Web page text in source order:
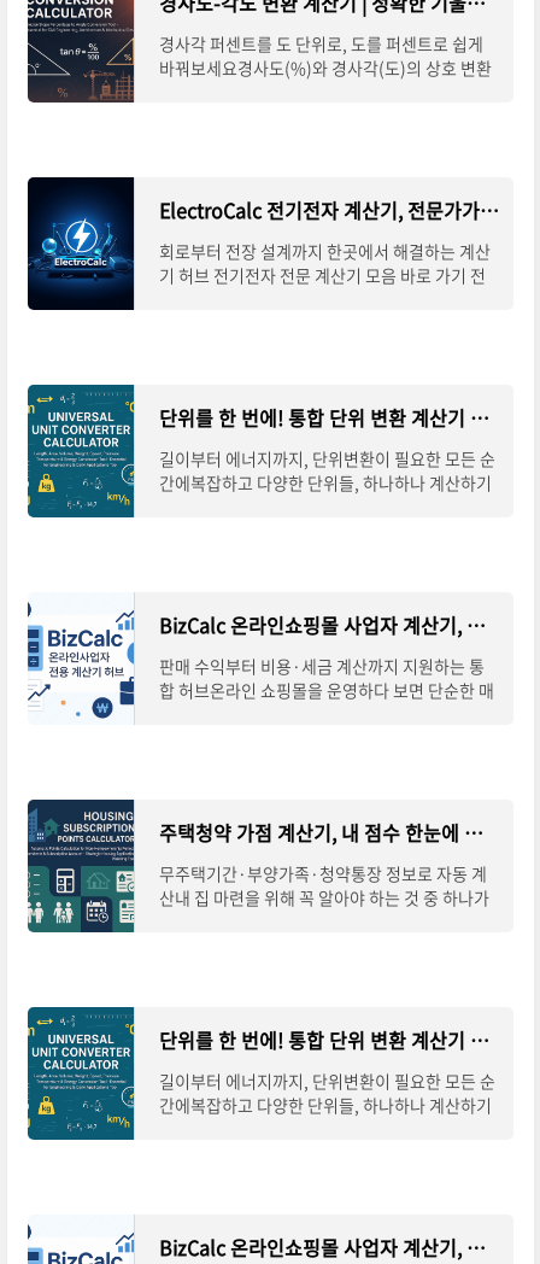
경사각 퍼센트를 도 단위로, 도를 퍼센트로 쉽게
바꿔보세요경사도(%)와 경사각(도)의 상호 변환
ElectroCalc 전기전자 계산기, 전문가가 찾는 설계 도구
회로부터 전장 설계까지 한곳에서 해결하는 계산
기 허브 전기전자 전문 계산기 모음 바로 가기 전
단위를 한 번에! 통합 단위 변환 계산기 완벽 안내
길이부터 에너지까지, 단위변환이 필요한 모든 순
간에복잡하고 다양한 단위들, 하나하나 계산하기
BizCalc 온라인쇼핑몰 사업자 계산기, 수익과 세금까지 한 번에
판매 수익부터 비용·세금 계산까지 지원하는 통
합 허브온라인 쇼핑몰을 운영하다 보면 단순한 매
주택청약 가점 계산기, 내 점수 한눈에 확인하기
무주택기간·부양가족·청약통장 정보로 자동 계
산내 집 마련을 위해 꼭 알아야 하는 것 중 하나가
단위를 한 번에! 통합 단위 변환 계산기 완벽 안내
길이부터 에너지까지, 단위변환이 필요한 모든 순
간에복잡하고 다양한 단위들, 하나하나 계산하기
BizCalc 온라인쇼핑몰 사업자 계산기, 수익과 세금까지 한 번에